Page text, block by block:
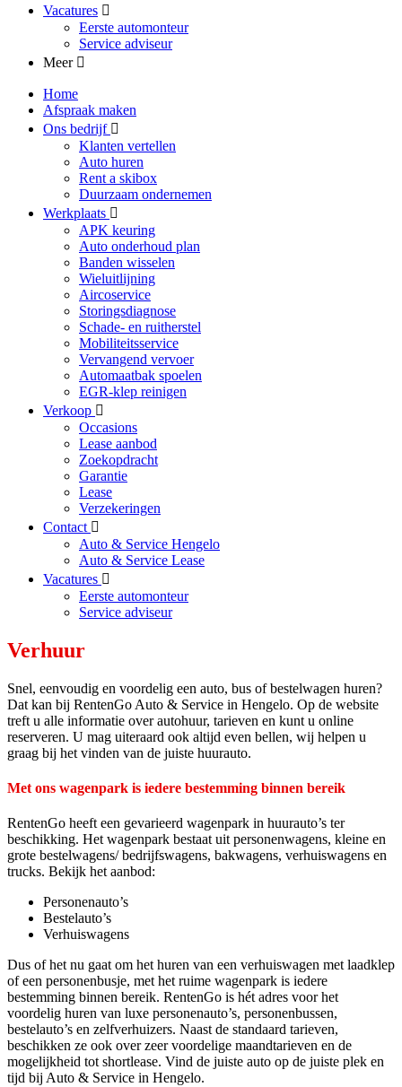
Vacatures
Eerste automonteur
Service adviseur
Meer
Home
Afspraak maken
Ons bedrijf
Klanten vertellen
Auto huren
Rent a skibox
Duurzaam ondernemen
Werkplaats
APK keuring
Auto onderhoud plan
Banden wisselen
Wieluitlijning
Aircoservice
Storingsdiagnose
Schade- en ruitherstel
Mobiliteitsservice
Vervangend vervoer
Automaatbak spoelen
EGR-klep reinigen
Verkoop
Occasions
Lease aanbod
Zoekopdracht
Garantie
Lease
Verzekeringen
Contact
Auto & Service Hengelo
Auto & Service Lease
Vacatures
Eerste automonteur
Service adviseur
Verhuur
Snel, eenvoudig en voordelig een auto, bus of bestelwagen huren?
Dat kan bij RentenGo Auto & Service in Hengelo. Op de website
treft u alle informatie over autohuur, tarieven en kunt u online
reserveren. U mag uiteraard ook altijd even bellen, wij helpen u
graag bij het vinden van de juiste huurauto.
Met ons wagenpark is iedere bestemming binnen bereik
RentenGo heeft een gevarieerd wagenpark in huurauto’s ter
beschikking. Het wagenpark bestaat uit personenwagens, kleine en
grote bestelwagens/ bedrijfswagens, bakwagens, verhuiswagens en
trucks. Bekijk het aanbod:
Personenauto’s
Bestelauto’s
Verhuiswagens
Dus of het nu gaat om het huren van een verhuiswagen met laadklep
of een personenbusje, met het ruime wagenpark is iedere
bestemming binnen bereik. RentenGo is hét adres voor het
voordelig huren van luxe personenauto’s, personenbussen,
bestelauto’s en zelfverhuizers. Naast de standaard tarieven,
beschikken ze ook over zeer voordelige maandtarieven en de
mogelijkheid tot shortlease. Vind de juiste auto op de juiste plek en
tijd bij Auto & Service in Hengelo.